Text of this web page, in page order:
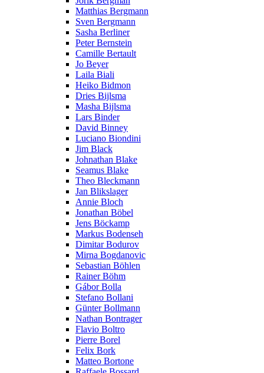
Matthias Bergmann
Sven Bergmann
Sasha Berliner
Peter Bernstein
Camille Bertault
Jo Beyer
Laila Biali
Heiko Bidmon
Dries Bijlsma
Masha Bijlsma
Lars Binder
David Binney
Luciano Biondini
Jim Black
Johnathan Blake
Seamus Blake
Theo Bleckmann
Jan Blikslager
Annie Bloch
Jonathan Böbel
Jens Böckamp
Markus Bodenseh
Dimitar Bodurov
Mirna Bogdanovic
Sebastian Böhlen
Rainer Böhm
Gábor Bolla
Stefano Bollani
Günter Bollmann
Nathan Bontrager
Flavio Boltro
Pierre Borel
Felix Bork
Matteo Bortone